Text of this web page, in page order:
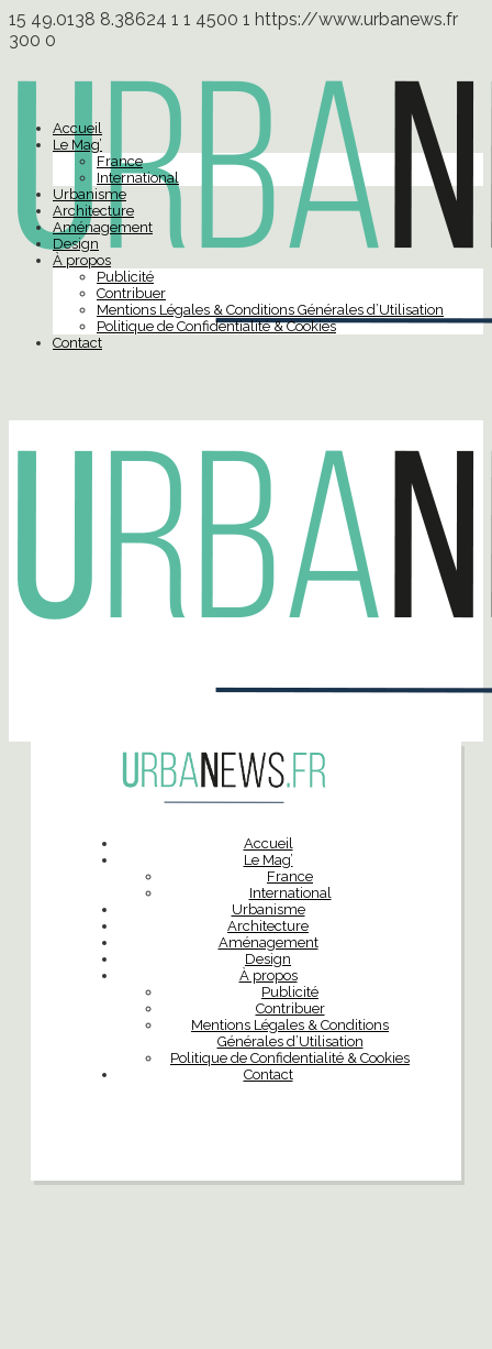
15 49.0138 8.38624 1 1 4500 1 https://www.urbanews.fr
300 0
Accueil
Le Mag’
France
International
Urbanisme
Architecture
Aménagement
Design
À propos
Publicité
Contribuer
Mentions Légales & Conditions Générales d’Utilisation
Politique de Confidentialité & Cookies
Contact
Accueil
Le Mag’
France
International
Urbanisme
Architecture
Aménagement
Design
À propos
Publicité
Contribuer
Mentions Légales & Conditions
Générales d’Utilisation
Politique de Confidentialité & Cookies
Contact